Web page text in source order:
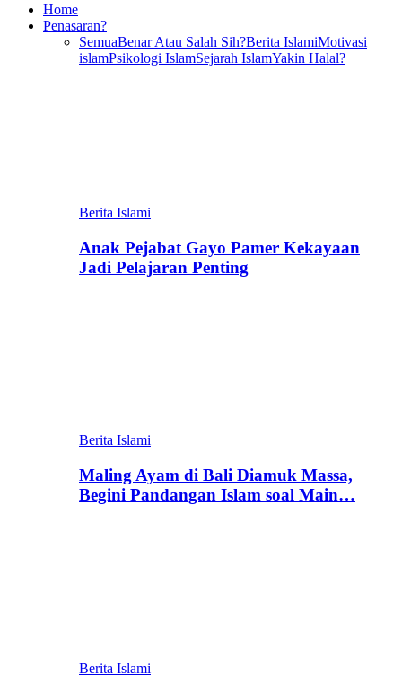
Home
Penasaran?
SemuaBenar Atau Salah Sih?Berita IslamiMotivasi
islamPsikologi IslamSejarah IslamYakin Halal?
Berita Islami
Anak Pejabat Gayo Pamer Kekayaan
Jadi Pelajaran Penting
Berita Islami
Maling Ayam di Bali Diamuk Massa,
Begini Pandangan Islam soal Main…
Berita Islami